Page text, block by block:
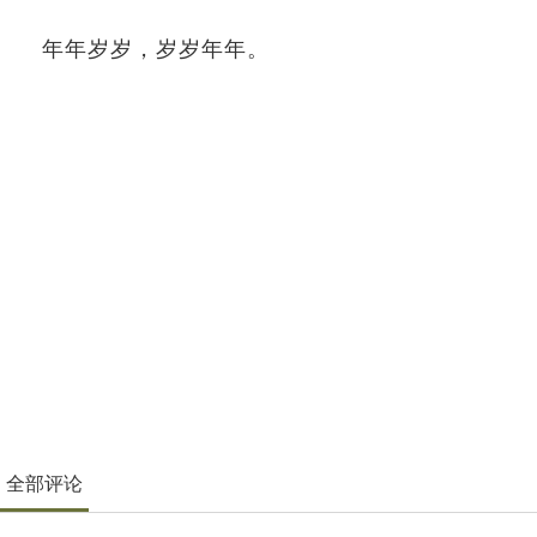
年年岁岁，岁岁年年。
全部评论